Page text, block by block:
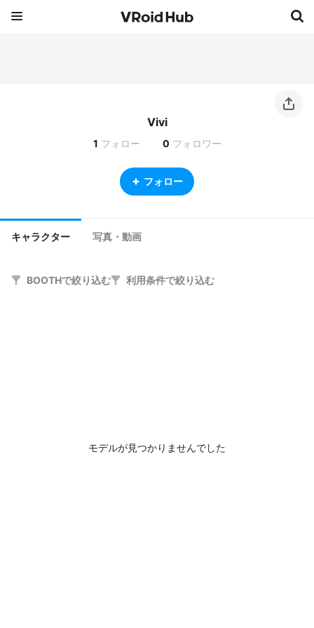
Vivi
1 フォロー 0 フォロワー
フォロー
キャラクター 写真・動画
BOOTHで絞り込む 利用条件で絞り込む
モデルが見つかりませんでした